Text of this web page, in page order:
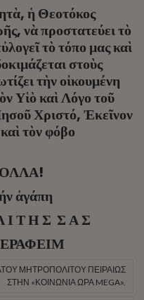
ἡ Θεοτόκος
νὰ προστατεύει τὸ
τὸ τόπο μας καὶ
στοὺς
τὴν οἰκουμένη
Υἱὸ καὶ Λόγο τοῦ
Χριστό, Ἐκεῖνον
τὸν φόβο
ἀγάπη
Τ Η Σ Σ Α Σ
ΜΗΤΡΟΠΟΛΊΤΟΥ ΠΕΙΡΑΙΏΣ
ΣΤΗΝ «ΚΟΙΝΩΝΊΑ ΏΡΑ MEGA».